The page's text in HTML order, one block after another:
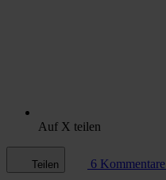
Auf X teilen
Teilen 6 Kommentare